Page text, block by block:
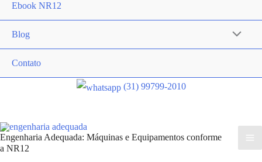
Ebook NR12
Blog Alternar
Contato
(31) 99799-2010
Engenharia Adequada: Máquinas e Equipamentos conforme
a NR12